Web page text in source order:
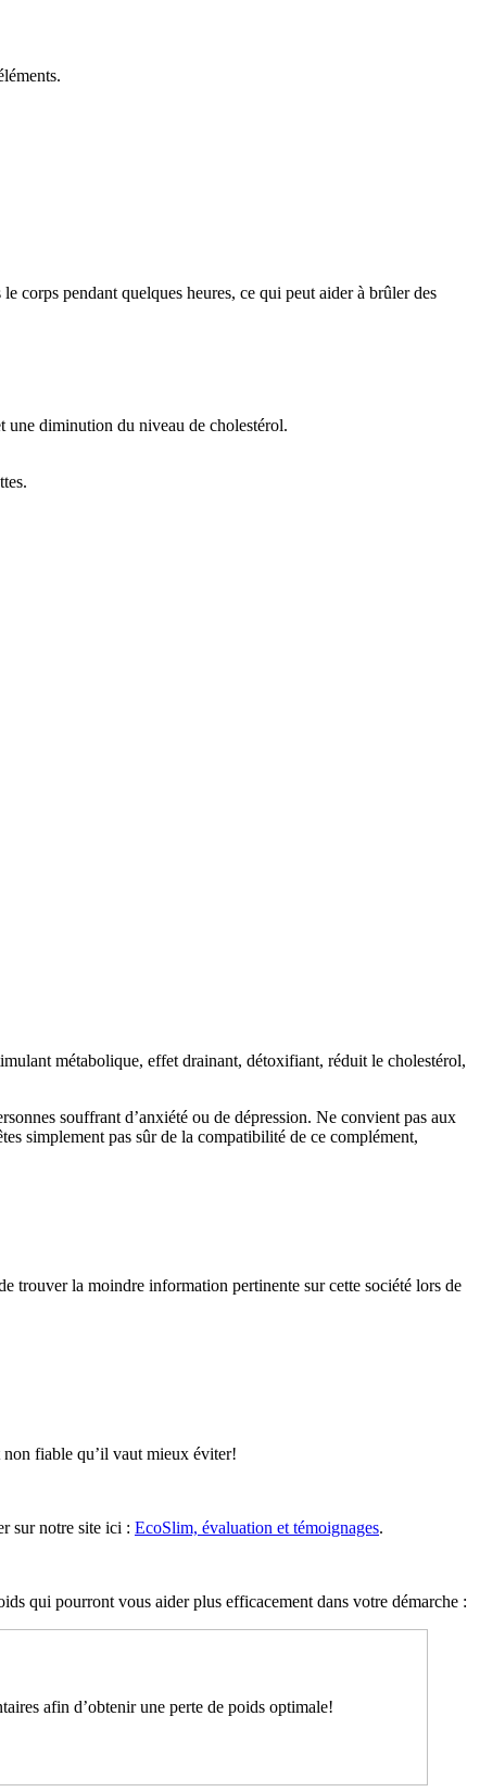
corps pendant quelques heures, ce qui peut aider à brûler des
une diminution du niveau de cholestérol.
métabolique, effet drainant, détoxifiant, réduit le cholestérol,
souffrant d’anxiété ou de dépression. Ne convient pas aux
simplement pas sûr de la compatibilité de ce complément,
trouver la moindre information pertinente sur cette société lors de
non fiable qu’il vaut mieux éviter!
sur notre site ici : EcoSlim, évaluation et témoignages.
qui pourront vous aider plus efficacement dans votre démarche :
afin d’obtenir une perte de poids optimale!